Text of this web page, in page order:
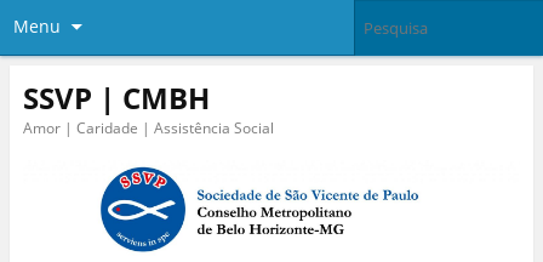
Menu
SSVP | CMBH
Amor | Caridade | Assistência Social